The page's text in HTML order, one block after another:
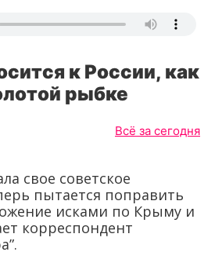
к России, как
рыбке
Всё за сегодня
свое советское
пытается поправить
исками по Крыму и
корреспондент